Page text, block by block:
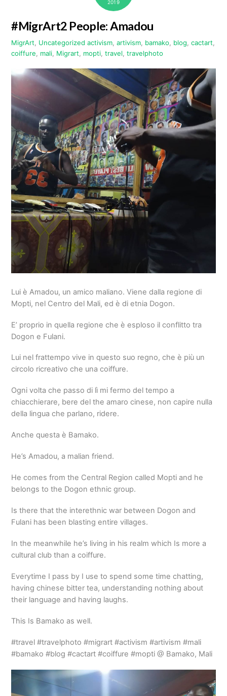
2019
#MigrArt2 People: Amadou
MigrArt, Uncategorized activism,artivism, bamako, blog,cactart,
coiffure, mali, Migrart, mopti,travel,travelphoto
Lui è Amadou, un amico maliano. Viene dalla regione di
Mopti, nel Centro del Mali, ed è di etnia Dogon.
E’ proprio in quella regione che è esploso il conflitto tra
Dogon e Fulani.
Lui nel frattempo vive in questo suo regno, che è più un
circolo ricreativo che una coiffure.
Ogni volta che passo di lì mi fermo del tempo a
chiacchierare, bere del the amaro cinese, non capire nulla
della lingua che parlano, ridere.
Anche questa è Bamako.
He’s Amadou, a malian friend.
He comes from the Central Region called Mopti and he
belongs to the Dogon ethnic group.
Is there that the interethnic war between Dogon and
Fulani has been blasting entire villages.
In the meanwhile he’s living in his realm which Is more a
cultural club than a coiffure.
Everytime I pass by I use to spend some time chatting,
having chinese bitter tea, understanding nothing about
their language and having laughs.
This Is Bamako as well.
#travel #travelphoto #migrart #activism #artivism #mali
#bamako #blog #cactart #coiffure #mopti @ Bamako, Mali